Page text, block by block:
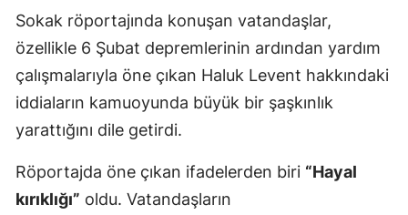
Sokak röportajında konuşan vatandaşlar,
özellikle 6 Şubat depremlerinin ardından yardım
çalışmalarıyla öne çıkan Haluk Levent hakkındaki
iddiaların kamuoyunda büyük bir şaşkınlık
yarattığını dile getirdi.
Röportajda öne çıkan ifadelerden biri “Hayal
kırıklığı” oldu. Vatandaşların